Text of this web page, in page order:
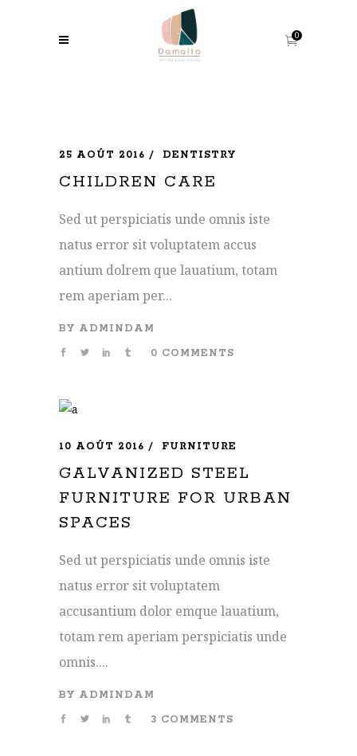
0
25 AOÛT 2016 DENTISTRY
CHILDREN CARE
Sed ut perspiciatis unde omnis iste
natus error sit voluptatem accus
antium dolrem que lauatium, totam
rem aperiam per...
BY ADMINDAM
0 COMMENTS
10 AOÛT 2016 FURNITURE
GALVANIZED STEEL
FURNITURE FOR URBAN
SPACES
Sed ut perspiciatis unde omnis iste
natus error sit voluptatem
accusantium dolor emque lauatium,
totam rem aperiam perspiciatis unde
omnis....
BY ADMINDAM
3 COMMENTS